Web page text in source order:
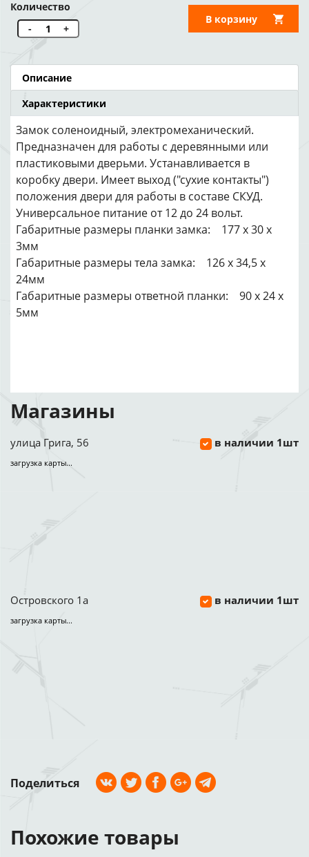
Количество
-
+
В корзину
Описание
Характеристики
Замок соленоидный, электромеханический.
Предназначен для работы с деревянными или
пластиковыми дверьми. Устанавливается в
коробку двери. Имеет выход ("сухие контакты")
положения двери для работы в составе СКУД.
Универсальное питание от 12 до 24 вольт.
Габаритные размеры планки замка: 177 х 30 х
3мм
Габаритные размеры тела замка: 126 х 34,5 х
24мм
Габаритные размеры ответной планки: 90 х 24 х
5мм
Магазины
улица Грига, 56 в наличии 1шт
загрузка карты...
Островского 1а в наличии 1шт
загрузка карты...
Поделиться
Похожие товары